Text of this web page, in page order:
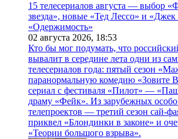
15 телесериалов августа — выбор
звезда», новые «Тед Лессо» и «Джек
«Одержимость»
02 августа 2026, 18:53
Кто бы мог подумать, что
вывалит в середине лета одни из
телесериалов года: пятый сезон
паранормальную комедию «Зовите
сериал с фестиваля «Пилот» —
драму «Фейк». Из зарубежных
телепроектов — третий сезон сай-
приквел «Блондинки в законе» и
«Теории большого взрыва».